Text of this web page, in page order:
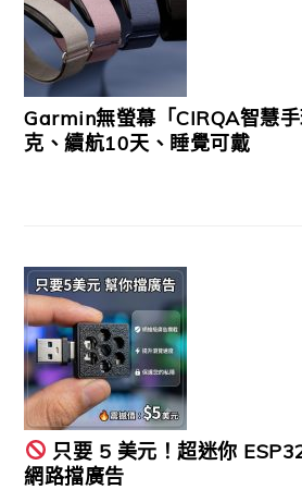
Garmin無螢幕「CIRQA智慧
克、續航10天、睡覺可戴
只要 5 美元！超迷你
網路擋廣告